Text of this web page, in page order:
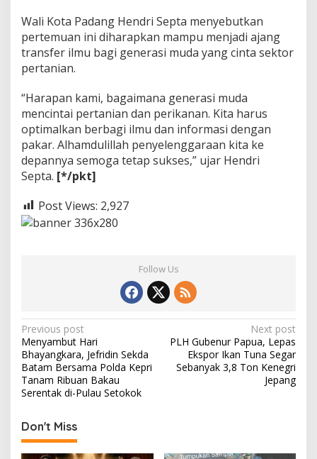
Wali Kota Padang Hendri Septa menyebutkan
pertemuan ini diharapkan mampu menjadi ajang
transfer ilmu bagi generasi muda yang cinta sektor
pertanian.
“Harapan kami, bagaimana generasi muda
mencintai pertanian dan perikanan. Kita harus
optimalkan berbagi ilmu dan informasi dengan
pakar. Alhamdulillah penyelenggaraan kita ke
depannya semoga tetap sukses,” ujar Hendri
Septa. [*/pkt]
Post Views: 2,927
Follow Us
P
o
s
t
a
v
Previous post
Menyambut Hari
Bhayangkara, Jefridin Sekda
Batam Bersama Polda Kepri
Tanam Ribuan Bakau
Serentak di-Pulau Setokok
Next post
PLH Gubenur Papua, Lepas
Ekspor Ikan Tuna Segar
Sebanyak 3,8 Ton Kenegri
Jepang
Don't Miss